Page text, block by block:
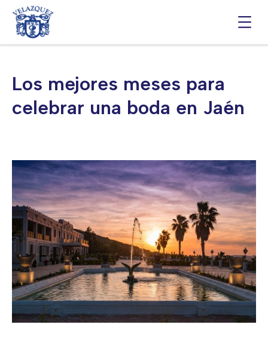
Saltar
contenido
Los mejores meses para
celebrar una boda en Jaén